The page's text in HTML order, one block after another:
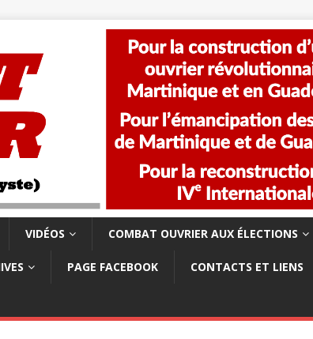
VIDÉOS COMBAT OUVRIER AUX ÉLECTIONS
PAGE FACEBOOK CONTACTS ET LIENS